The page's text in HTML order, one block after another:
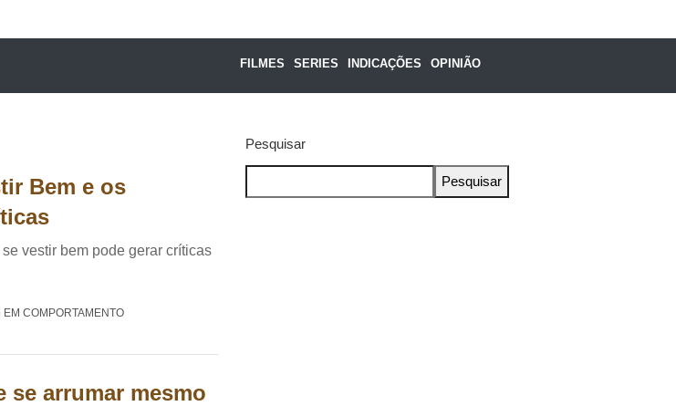
FILMES SERIES INDICAÇÕES OPINIÃO
Bem e os
vestir bem pode gerar críticas
COMPORTAMENTO
se arrumar mesmo
Pesquisar
Pesquisar